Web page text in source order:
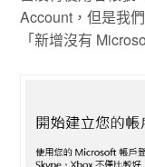
Account，但是我
「新增沒有